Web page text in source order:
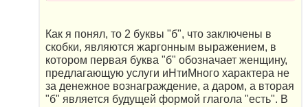
Как я понял, то 2 буквы "б", что заключены в
скобки, являются жаргонным выражением, в
котором первая буква "б" обозначает женщину,
предлагающую услуги иHтиMного характера не
за денежное вознаграждение, а даром, а вторая
"б" является будущей формой глагола "есть". В